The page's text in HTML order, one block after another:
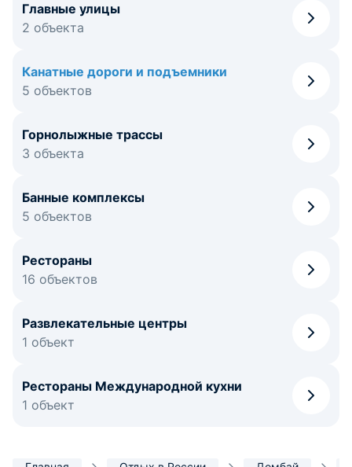
Главные улицы
2 объекта
Канатные дороги и подъемники
5 объектов
Горнолыжные трассы
3 объекта
Банные комплексы
5 объектов
Рестораны
16 объектов
Развлекательные центры
1 объект
Рестораны Международной кухни
1 объект